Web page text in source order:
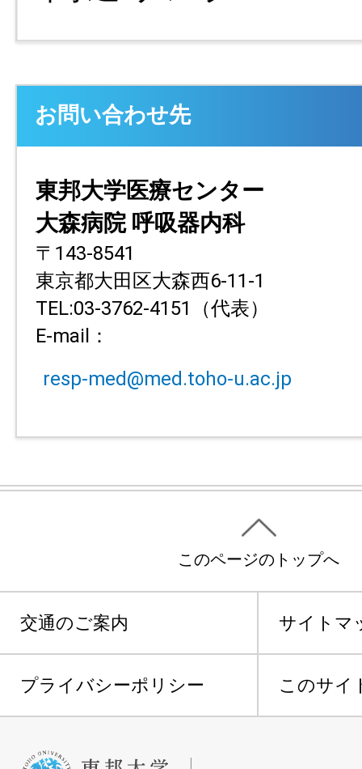
お問い合わせ先
東邦大学医療センター
大森病院 呼吸器内科
〒143-8541
東京都大田区大森西6-11-1
TEL:03-3762-4151（代表）
E-mail：
resp-med@med.toho-u.ac.jp
このページのトップへ
交通のご案内 サイトマ
プライバシーポリシー このサイ